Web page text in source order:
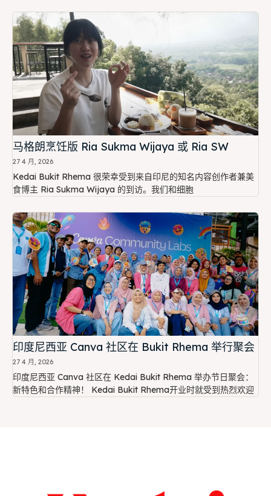
马格朗烹饪版 Ria Sukma Wijaya 或 Ria SW
27 4 月, 2026
Kedai Bukit Rhema 很荣幸受到来自印尼的知名内容创作者兼美
食博主 Ria Sukma Wijaya 的到访。我们和细胞
印度尼西亚 Canva 社区在 Bukit Rhema 举行聚会
27 4 月, 2026
印度尼西亚 Canva 社区在 Kedai Bukit Rhema 举办节日聚会：
新特色和合作精神！ Kedai Bukit Rhema开业时就受到热烈欢迎